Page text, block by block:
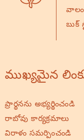
బుక్
ముఖ్యమైన
ప్రార్థనను అభ్యర్థించండి
రాబోవు కార్యక్రమాలు
విరాళం సమర్పించండి